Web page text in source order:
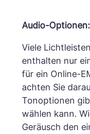
Audio-Optionen:
Viele
enthalten nur
für ein Online-
achten Sie
Tonoptionen
wählen kann.
Geräusch den